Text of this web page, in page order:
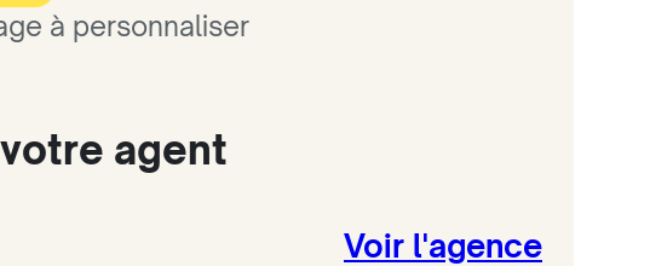
à personnaliser
agent
Voir l'agence